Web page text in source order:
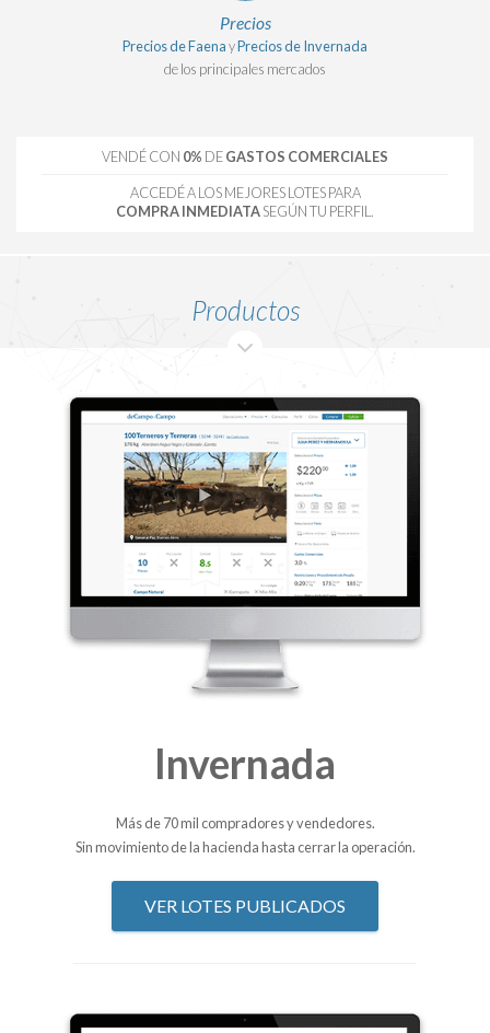
Precios
Precios de FaenayPrecios de Invernada
de los principales mercados
VENDÉ CON 0% DEGASTOS COMERCIALES
ACCEDÉ A LOS MEJORES LOTES PARA
COMPRA INMEDIATASEGÚN TU PERFIL.
Productos
Invernada
Más de 70 mil compradores y vendedores.
Sin movimiento de la hacienda hasta cerrar la operación.
VER LOTES PUBLICADOS